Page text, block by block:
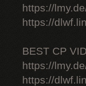
https://
https://
BEST CP
https://
https://